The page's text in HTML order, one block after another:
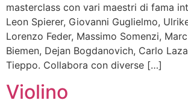
masterclass con vari maestri di fama
Leon Spierer, Giovanni Guglielmo,
Lorenzo Feder, Massimo Somenzi,
Biemen, Dejan Bogdanovich, Carlo
Tieppo. Collabora con diverse […]
Violino